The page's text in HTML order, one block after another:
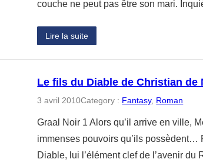
couche ne peut pas être son mari.
Lire la suite
Le fils du Diable de Christian de
3 avril 2010Category : Fantasy, Roman
Graal Noir 1 Alors qu’il arrive en ville,
immenses pouvoirs qu’ils possèdent…
Diable, lui l’élément clef de l’avenir